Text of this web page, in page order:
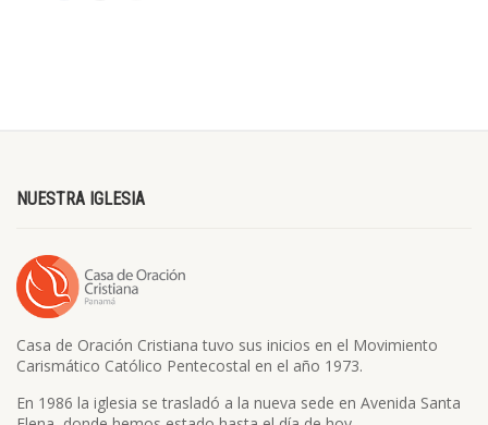
NUESTRA IGLESIA
Casa de Oración Cristiana tuvo sus inicios en el Movimiento
Carismático Católico Pentecostal en el año 1973.
En 1986 la iglesia se trasladó a la nueva sede en Avenida Santa